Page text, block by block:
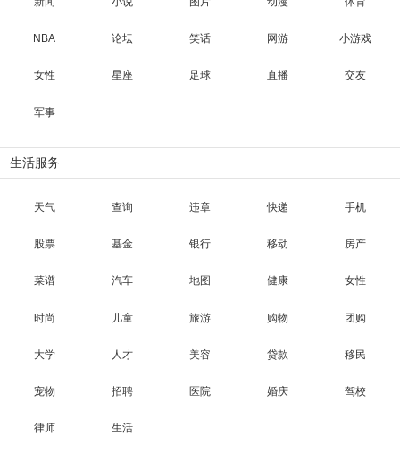
NBA 论坛 笑话 网游 小游戏
女性 星座 足球 直播 交友
军事
生活服务
天气 查询 违章 快递 手机
股票 基金 银行 移动 房产
菜谱 汽车 地图 健康 女性
时尚 儿童 旅游 购物 团购
大学 人才 美容 贷款 移民
宠物 招聘 医院 婚庆 驾校
律师 生活